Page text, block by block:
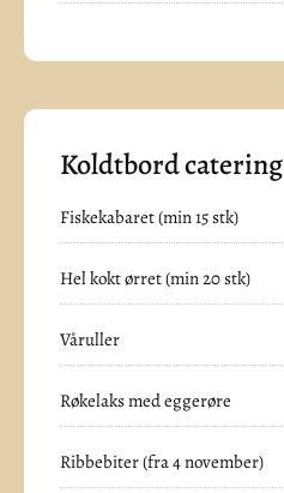
Koldtbord catering
Fiskekabaret (min 15 stk)
Hel kokt ørret (min 20 stk)
Våruller
Røkelaks med eggerøre
Ribbebiter (fra 4 november)